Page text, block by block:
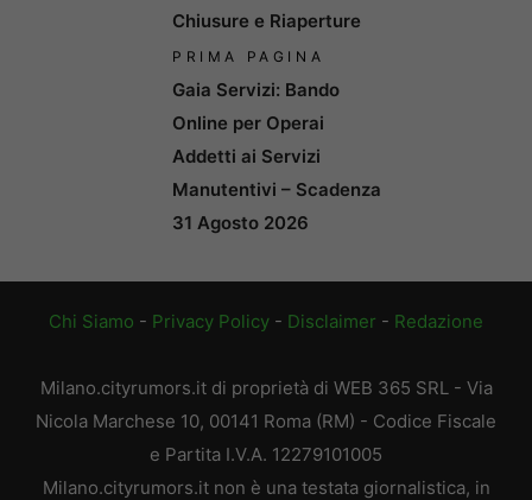
Chiusure e Riaperture
PRIMA PAGINA
Gaia Servizi: Bando
Online per Operai
Addetti ai Servizi
Manutentivi – Scadenza
31 Agosto 2026
Chi Siamo - Privacy Policy - Disclaimer - Redazione
Milano.cityrumors.it di proprietà di WEB 365 SRL - Via
Nicola Marchese 10, 00141 Roma (RM) - Codice Fiscale
e Partita I.V.A. 12279101005
Milano.cityrumors.it non è una testata giornalistica, in